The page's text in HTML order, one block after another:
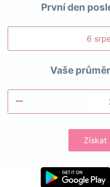
První den
Vaše
remove
Získat